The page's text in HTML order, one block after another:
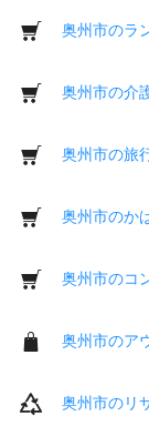
奥州市のラ
奥州市の介
奥州市の旅
奥州市のか
奥州市のコ
奥州市のア
奥州市のリ